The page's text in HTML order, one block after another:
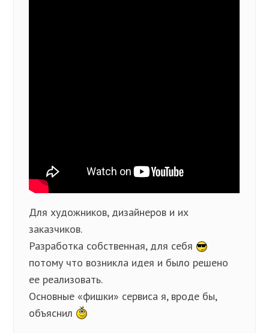
Для художников, дизайнеров и их
заказчиков.
Разработка собственная, для себя
потому что возникла идея и было решено
ее реализовать.
Основные «фишки» сервиса я, вроде бы,
объяснил